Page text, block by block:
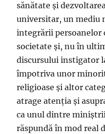
sănătate și
universitar, un mediu
integrării
societate și, nu în
discursului instigator
împotriva unor
religioase și altor
atrage atenția și
ca unul dintre
răspundă în mod real